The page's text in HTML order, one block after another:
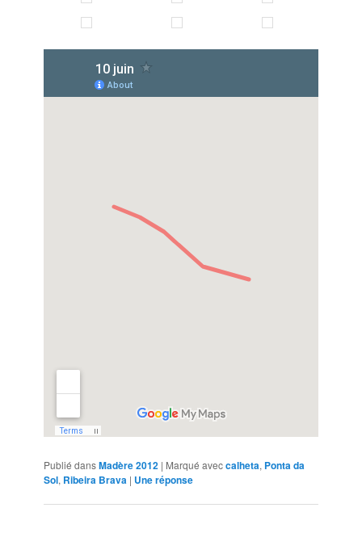
Publié dansMadère 2012 | Marqué aveccalheta, Ponta da
Sol, Ribeira Brava | Uneréponse